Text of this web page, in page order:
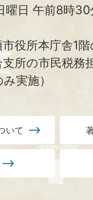
曜日 午前8時
役所本庁舎1
支所の市民税務
実施）
いて